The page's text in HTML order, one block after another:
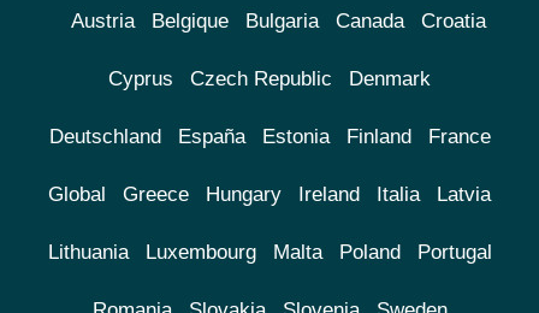
Austria Belgique Bulgaria Canada Croatia
Cyprus Czech Republic Denmark
Deutschland España Estonia Finland France
Global Greece Hungary Ireland Italia Latvia
Lithuania Luxembourg Malta Poland Portugal